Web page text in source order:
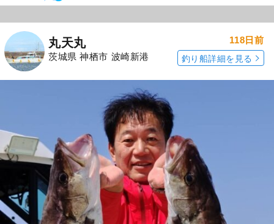
丸天丸
茨城県 神栖市 波崎新港
118日前
釣り船詳細を見る